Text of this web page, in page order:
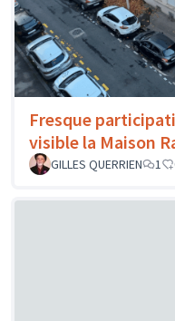
Fresque
visible la Maison
GILLES QUERRIEN
1